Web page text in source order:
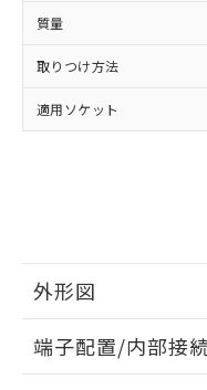
質量
取りつけ方法
適用ソケット
外形図
外形図
端子配置/内部接
および当
品・サー
引・商談
をご了承
※当社の
の共同利
下記の非含有
EU RoHS指令
51物質の非含
荷製品に未対
欄に対応日を記
していること
り、2022年1月
す。